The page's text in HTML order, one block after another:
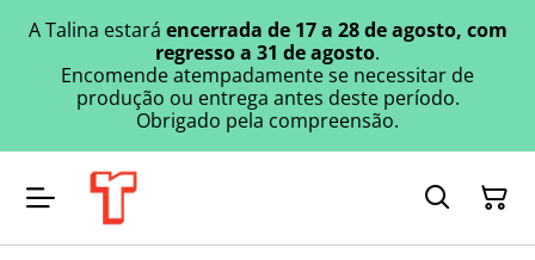
A Talina estará encerrada de 17 a 28 de agosto, com
regresso a 31 de agosto.
Encomende atempadamente se necessitar de
produção ou entrega antes deste período.
Obrigado pela compreensão.